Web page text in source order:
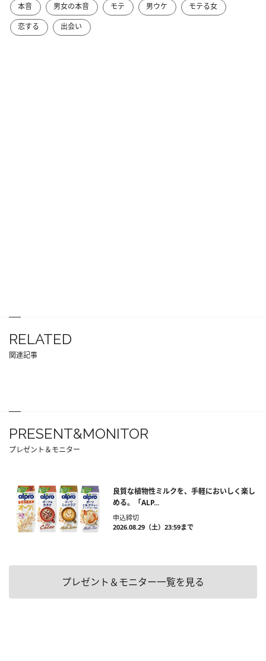
本音 男女の本音 モテ 男ウケ
モテる女
恋する
出会い
RELATED
関連記事
PRESENT&MONITOR
プレゼント＆モニター
良質な植物性ミルクを、手軽においしく楽し
める。「ALP...
申込締切
2026.08.29（土）23:59まで
プレゼント＆モニター一覧を見る